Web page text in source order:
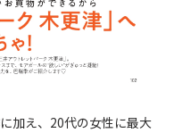
加え、20代の女性に最大